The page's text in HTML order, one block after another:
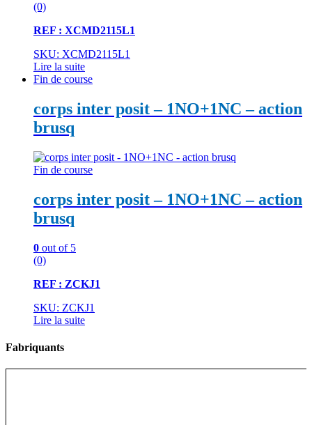
(0)
REF : XCMD2115L1
SKU: XCMD2115L1
Lire la suite
Fin de course
corps inter posit – 1NO+1NC – action
brusq
Fin de course
corps inter posit – 1NO+1NC – action
brusq
0 out of 5
(0)
REF : ZCKJ1
SKU: ZCKJ1
Lire la suite
Fabriquants